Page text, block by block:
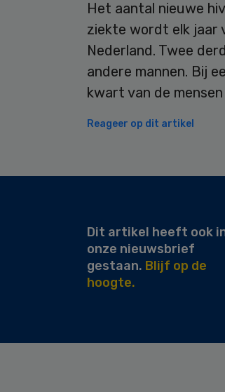
Het aantal nieuwe
ziekte wordt elk jaar
Nederland. Twee
andere mannen. Bij
kwart van de
Reageer op dit artikel
Dit artikel heeft ook
onze nieuwsbrief
gestaan. Blijf op de
hoogte.